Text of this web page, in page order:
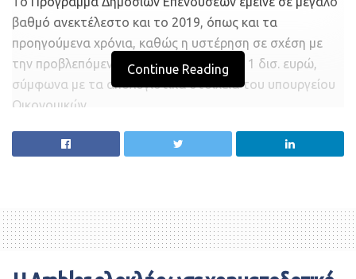
βαθμό ανεκτέλεστο και το 2019, όπως και τα
προηγούμενα χρόνια, καθώς η υστέρηση σε σχέση με
την προβλεπόμενη δαπάνη ξεπέρασε το 1 δισ. ευρώ,
σύμφωνα με τα απολογιστικά στοιχεία του υπουργείου
Οικονομικών.
Σε γενικές γραμμές, ο προϋπολογισμός 2019
εκτελέσθηκε με λιγότερες δαπάνες από το
να υπερκαλύπτονται οι δαπάνες σε άλλους τομείς, οι
οποίες ξέφυγαν από τους στόχους.
Σύμφωνα με το υπ. Οικονομικών, οι πρωτογενείς
Continue Reading